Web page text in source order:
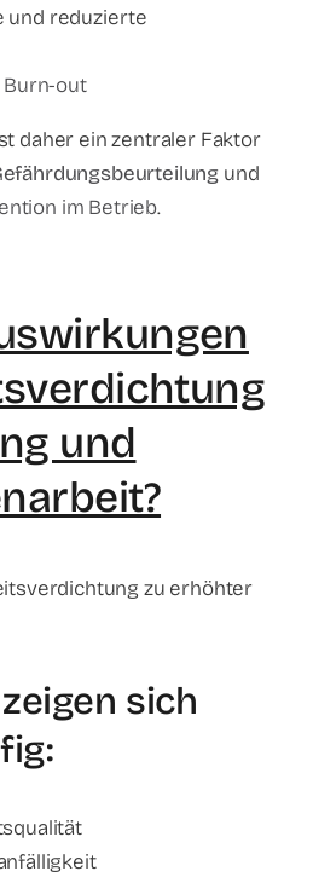
und reduzierte
Burn-out
daher ein zentraler Faktor
und
im Betrieb.
und
zu erhöhter
sich